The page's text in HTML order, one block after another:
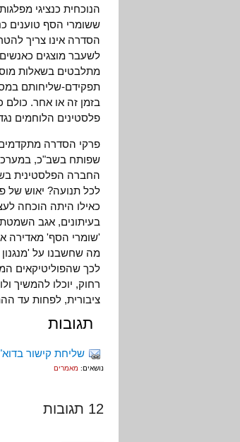
הנוכחית כנציגי
ששומרי הסף טוענים
הסדרה אינו צריך
לשעבר מוצגים
מתלבטים בשאלות
תפקידם-שליחותם
בזמן זה או אחר.
פלסטינים הלוחמים
פרקי הסדרה מתקדמים
שפותח בשב"כ,
החברה הפלסטינית
לכל תנועה? יאוש של
כאילו היתה הוכחה
בעיתונים, אגב
'שומרי הסף' מאדירה
מה שחשבנו על
לכך שהפוליטיקאים
רחוק, יוכלו להמשיך
ציבורית, לפחות עד
תגובות
שליחת קישור
נושאים: מאמרים
12 תגובות